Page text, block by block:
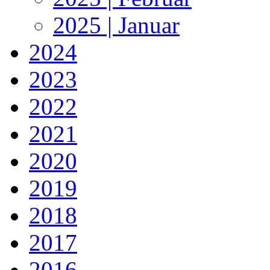
2025 | Januar
2024
2023
2022
2021
2020
2019
2018
2017